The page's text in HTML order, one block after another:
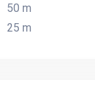
50 m
25 m